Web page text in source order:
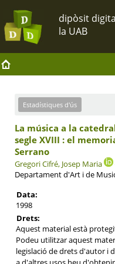
Estadístiques d'ús
La música a la
segle XVIII : el
Serrano
Gregori Cifré, Josep Maria
Departament d'Art i de
Data:
1998
Drets:
Aquest material està
Podeu utilitzar aquest
legislació de drets d'autor i